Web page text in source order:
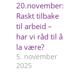
20.november:
Raskt tilbake
til arbeid –
har vi råd til å
la være?
5. november
2025